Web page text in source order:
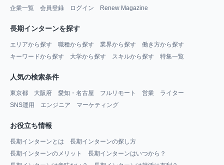
企業一覧
会員登録 ログイン Renew Magazine
長期インターンを探す
エリアから探す 職種から探す 業界から探す
働き方から探す
キーワードから探す
大学から探す スキルから探す 特集一覧
人気の検索条件
東京都 大阪府 愛知・名古屋 フルリモート 営業
ライター
SNS運用
エンジニア マーケティング
お役立ち情報
長期インターンとは
長期インターンの探し方
長期インターンのメリット
長期インターンはいつから？